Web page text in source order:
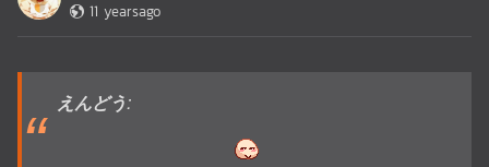
11 yearsago
えんどう: